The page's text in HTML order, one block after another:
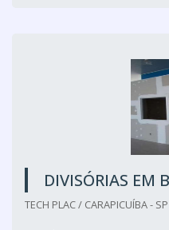
DIVISÓRIAS EM
TECH PLAC / CARAPICUÍBA - SP